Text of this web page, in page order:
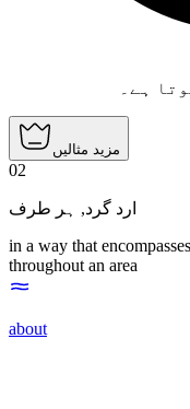
مزید مثالیں
02
ارد گرد, ہر طرف
in a way that
throughout an area
about